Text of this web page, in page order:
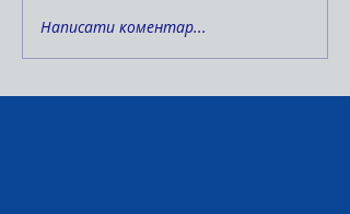
Написати коментар...